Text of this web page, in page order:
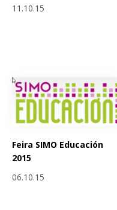
11.10.15
Feira SIMO Educación
2015
06.10.15